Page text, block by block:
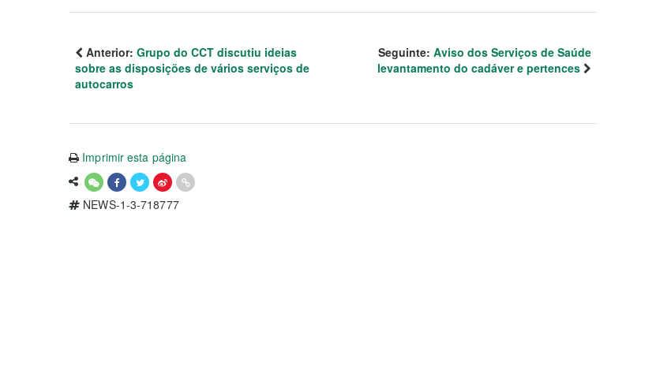
Anterior: Grupo do CCT discutiu ideias
sobre as disposições de vários serviços de
autocarros
Seguinte: Aviso dos Serviços de Saúde
levantamento do cadáver e pertences
Imprimir esta página
NEWS-1-3-718777